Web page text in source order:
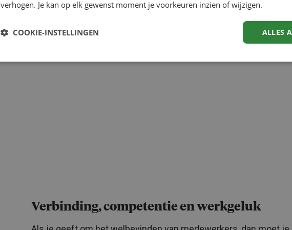
zij als prettig ervaren.
Verbinding, competentie en werkgeluk
verhogen. Je kan op elk gewenst moment je voorkeuren inzien of wijzigen.
ALLES
COOKIE-INSTELLINGEN